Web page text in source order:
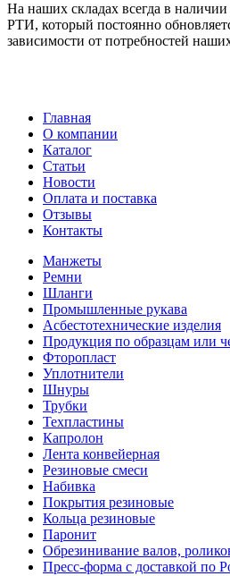
На наших складах всегда в
РТИ, который постоянно
зависимости от потребностей
Главная
О компании
Каталог
Статьи
Новости
Оплата и поставка
Отзывы
Контакты
Манжеты
Ремни
Шланги
Промышленные рукава
Асбестотехнические изделия
Продукция по образцам или
Фторопласт
Уплотнители
Шнуры
Трубки
Техпластины
Капролон
Лента конвейерная
Резиновые смеси
Набивка
Покрытия резиновые
Кольца резиновые
Паронит
Обрезинивание валов,
Пресс-форма с доставкой по